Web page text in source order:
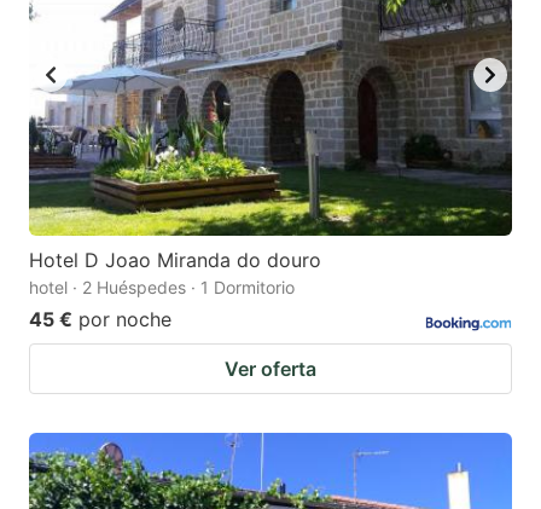
Hotel D Joao Miranda do douro
hotel · 2 Huéspedes · 1 Dormitorio
45 € por noche
Ver oferta